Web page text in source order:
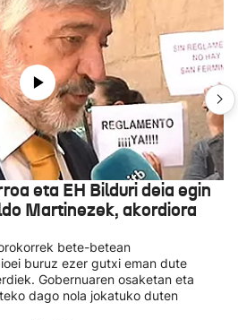
eta EH Bilduri deia egin
Martinezek, akordiora
bete-betean
buruz ezer gutxi eman dute
Gobernuaren osaketan eta
dago nola jokatuko duten